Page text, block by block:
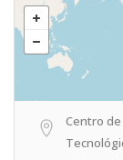
Centro